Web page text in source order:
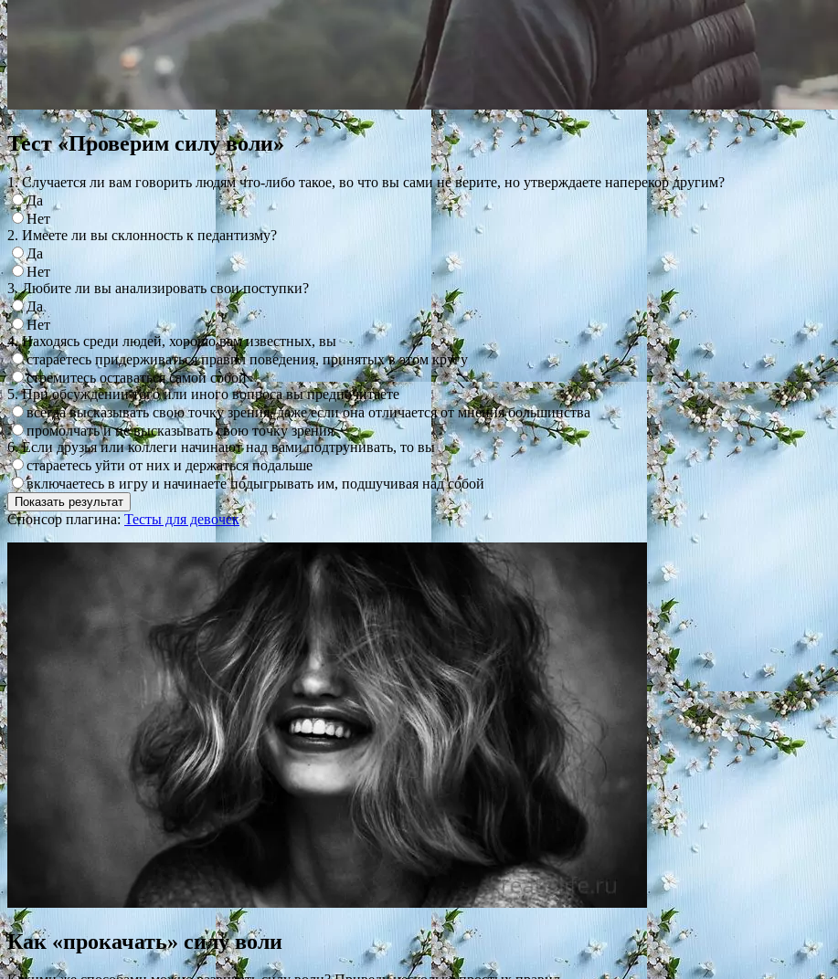
Тест «Проверим силу воли»
1. Случается ли вам говорить людям что-либо такое, во что вы сами не верите, но утверждаете наперекор другим?
Да
Нет
2. Имеете ли вы склонность к педантизму?
Да
Нет
3. Любите ли вы анализировать свои поступки?
Да
Нет
4. Находясь среди людей, хорошо вам известных, вы
стараетесь придерживаться правил поведения, приня­тых в этом кругу
стремитесь оставаться самой собой
5. При обсуждении того или иного вопроса вы предпочитаете
всегда высказывать свою точку зрения, даже если она отличается от мнения большинства
промол­чать и не высказывать свою точку зрения
6. Если друзья или коллеги начинают над вами подтруни­вать, то вы
стараетесь уйти от них и держаться подальше
включаетесь в игру и начинаете подыгрывать им, подшучивая над собой
Спонсор плагина: Тесты для девочек
Как «прокачать» силу воли